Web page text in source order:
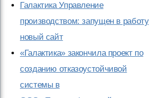
Галактика Управление
производством: запущен в работу
новый сайт
«Галактика» закончила проект по
созданию отказоустойчивой
системы в